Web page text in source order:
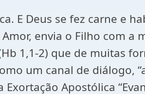
E Deus se fez carne e
envia o Filho com a
1,1-2) que de muitas
um canal de diálogo,
Apostólica